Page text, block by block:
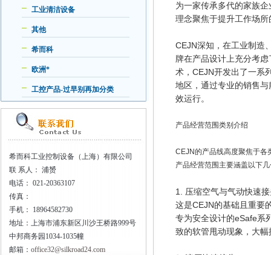
工业清洁设备
其他
希而科
欧洲*
工控产品-过早别再加分类
希而科工业控制设备（上海）有限公司
联 系人： 浦赟
电话： 021-20363107
传真：
手机：
18964582730
地址：上海市浦东新区川沙王桥路999号
中邦商务园1034-1035幢
邮箱： office32@silkroad24.com
为一家传承多代的家族
理念聚焦于提升工作场
CEJN深知，在工业制造
牌在产品设计上充分考
术，CEJN开发出了一系
地区，通过专业的销售
效运行。
产品经营范围类别介绍
CEJN的产品线高度聚焦于各
产品经营范围主要涵盖以下
1. 压缩空气与气动快速
这是CEJN的基础且重要
专为安全设计的eSafe系
致的软管甩动现象，大